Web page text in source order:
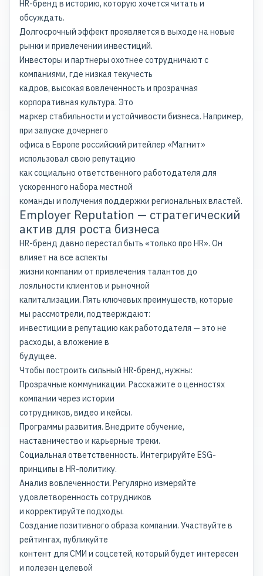
HR-бренд в историю, которую хочется читать и
обсуждать.
Долгосрочный эффект проявляется в выходе на новые
рынки и привлечении инвестиций.
Инвесторы и партнеры охотнее сотрудничают с
компаниями, где низкая текучесть
кадров, высокая вовлеченность и прозрачная
корпоративная культура. Это
маркер стабильности и устойчивости бизнеса. Например,
при запуске дочернего
офиса в Европе российский ритейлер «Магнит»
использовал свою репутацию
как социально ответственного работодателя для
ускоренного набора местной
команды и получения поддержки региональных властей.
Employer Reputation — стратегический
актив для роста бизнеса
HR-бренд давно перестал быть «только про HR». Он
влияет на все аспекты
жизни компании от привлечения талантов до
лояльности клиентов и рыночной
капитализации. Пять ключевых преимуществ, которые
мы рассмотрели, подтверждают:
инвестиции в репутацию как работодателя — это не
расходы, а вложение в
будущее.
Чтобы построить сильный HR-бренд, нужны:
Прозрачные коммуникации. Расскажите о ценностях
компании через истории
сотрудников, видео и кейсы.
Программы развития. Внедрите обучение,
наставничество и карьерные треки.
Социальная ответственность. Интегрируйте ESG-
принципы в HR-политику.
Анализ вовлеченности. Регулярно измеряйте
удовлетворенность сотрудников
и корректируйте подходы.
Создание позитивного образа компании. Участвуйте в
рейтингах, публикуйте
контент для СМИ и соцсетей, который будет интересен
и полезен целевой